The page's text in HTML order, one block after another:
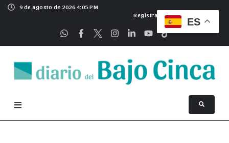
9 de agosto de 2026 4:05 PM
Registrarse
ES